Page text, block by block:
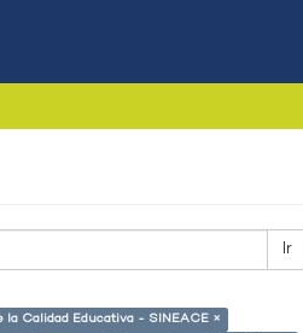
Ir
Calidad Educativa - SINEACE ×